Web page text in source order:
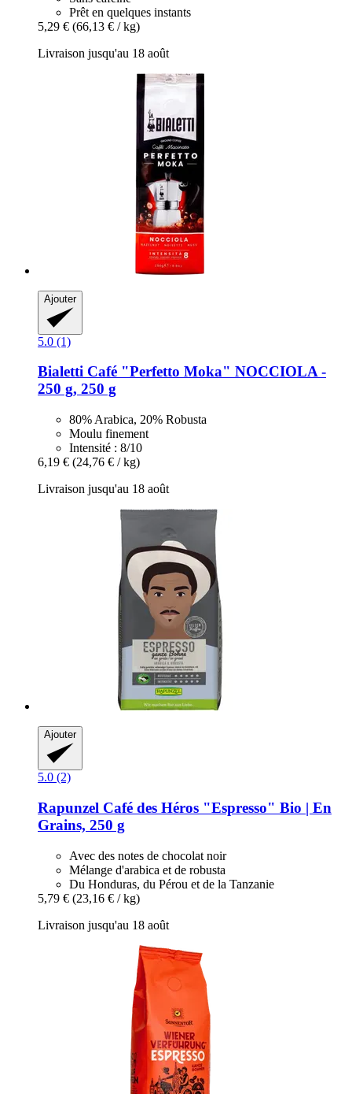
Prêt en quelques instants
5,29 € (66,13 € / kg)
Livraison jusqu'au 18 août
Ajouter
5.0 (1)
Bialetti Café "Perfetto Moka" NOCCIOLA -​
250 g, 250 g
80% Arabica, 20% Robusta
Moulu finement
Intensité : 8/10
6,19 € (24,76 € / kg)
Livraison jusqu'au 18 août
Ajouter
5.0 (2)
Rapunzel Café des Héros "Espresso" Bio | En
Grains, 250 g
Avec des notes de chocolat noir
Mélange d'arabica et de robusta
Du Honduras, du Pérou et de la Tanzanie
5,79 € (23,16 € / kg)
Livraison jusqu'au 18 août